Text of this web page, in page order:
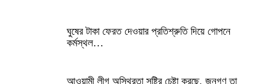
ঘুষের টাকা ফেরত দেওয়ার প্রতিশ্রুতি দিয়ে গোপনে
কর্মস্থল…
আওয়ামী লীগ অস্থিরতা সৃষ্টির চেষ্টা করছে, জনগণ তা